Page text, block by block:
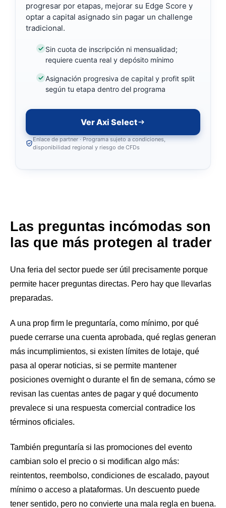
progresar por etapas, mejorar su Edge Score y
optar a capital asignado sin pagar un challenge
tradicional.
Sin cuota de inscripción ni mensualidad;
requiere cuenta real y depósito mínimo
Asignación progresiva de capital y profit split
según tu etapa dentro del programa
Ver Axi Select
Enlace de partner · Programa sujeto a condiciones,
disponibilidad regional y riesgo de CFDs
Las preguntas incómodas son
las que más protegen al trader
Una feria del sector puede ser útil precisamente porque
permite hacer preguntas directas. Pero hay que llevarlas
preparadas.
A una prop firm le preguntaría, como mínimo, por qué
puede cerrarse una cuenta aprobada, qué reglas generan
más incumplimientos, si existen límites de lotaje, qué
pasa al operar noticias, si se permite mantener
posiciones overnight o durante el fin de semana, cómo se
revisan las cuentas antes de pagar y qué documento
prevalece si una respuesta comercial contradice los
términos oficiales.
También preguntaría si las promociones del evento
cambian solo el precio o si modifican algo más:
reintentos, reembolso, condiciones de escalado, payout
mínimo o acceso a plataformas. Un descuento puede
tener sentido, pero no convierte una mala regla en buena.